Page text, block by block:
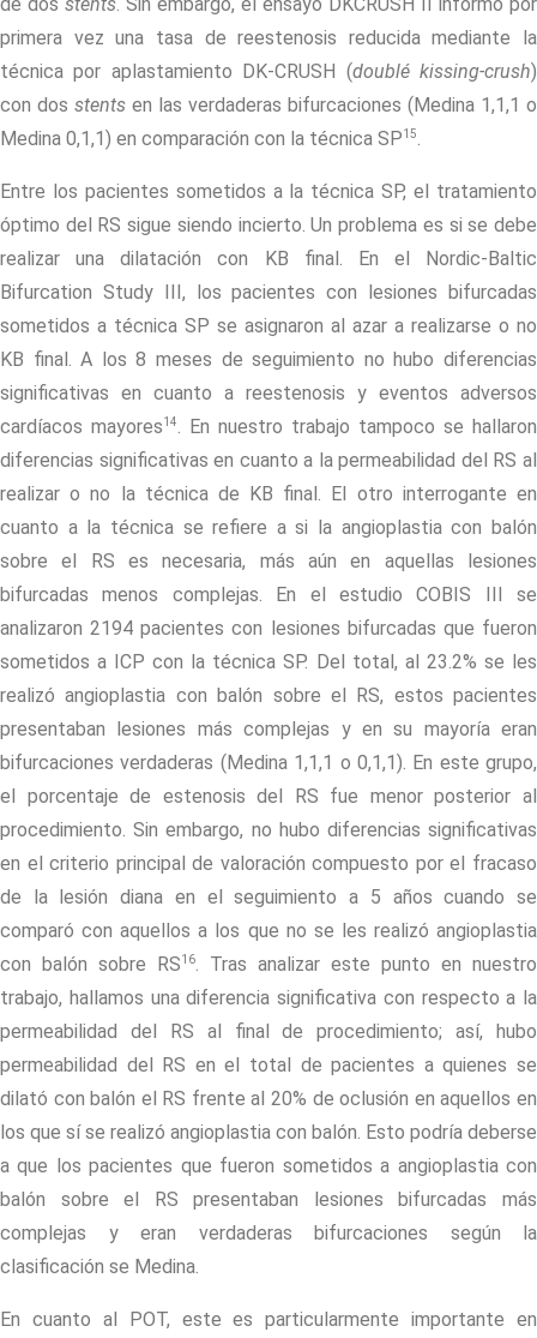
primera vez una tasa de reestenosis reducida mediante la
técnica por aplastamiento DK-CRUSH (doublé kissing-crush)
con dos stents en las verdaderas bifurcaciones (Medina 1,1,1 o
Medina 0,1,1) en comparación con la técnica SP15.
Entre los pacientes sometidos a la técnica SP, el tratamiento
óptimo del RS sigue siendo incierto. Un problema es si se debe
realizar una dilatación con KB final. En el Nordic-Baltic
Bifurcation Study III, los pacientes con lesiones bifurcadas
sometidos a técnica SP se asignaron al azar a realizarse o no
KB final. A los 8 meses de seguimiento no hubo diferencias
significativas en cuanto a reestenosis y eventos adversos
cardíacos mayores14. En nuestro trabajo tampoco se hallaron
diferencias significativas en cuanto a la permeabilidad del RS al
realizar o no la técnica de KB final. El otro interrogante en
cuanto a la técnica se refiere a si la angioplastia con balón
sobre el RS es necesaria, más aún en aquellas lesiones
bifurcadas menos complejas. En el estudio COBIS III se
analizaron 2194 pacientes con lesiones bifurcadas que fueron
sometidos a ICP con la técnica SP. Del total, al 23.2% se les
realizó angioplastia con balón sobre el RS, estos pacientes
presentaban lesiones más complejas y en su mayoría eran
bifurcaciones verdaderas (Medina 1,1,1 o 0,1,1). En este grupo,
el porcentaje de estenosis del RS fue menor posterior al
procedimiento. Sin embargo, no hubo diferencias significativas
en el criterio principal de valoración compuesto por el fracaso
de la lesión diana en el seguimiento a 5 años cuando se
comparó con aquellos a los que no se les realizó angioplastia
con balón sobre RS16. Tras analizar este punto en nuestro
trabajo, hallamos una diferencia significativa con respecto a la
permeabilidad del RS al final de procedimiento; así, hubo
permeabilidad del RS en el total de pacientes a quienes se
dilató con balón el RS frente al 20% de oclusión en aquellos en
los que sí se realizó angioplastia con balón. Esto podría deberse
a que los pacientes que fueron sometidos a angioplastia con
balón sobre el RS presentaban lesiones bifurcadas más
complejas y eran verdaderas bifurcaciones según la
clasificación se Medina.
En cuanto al POT, este es particularmente importante en